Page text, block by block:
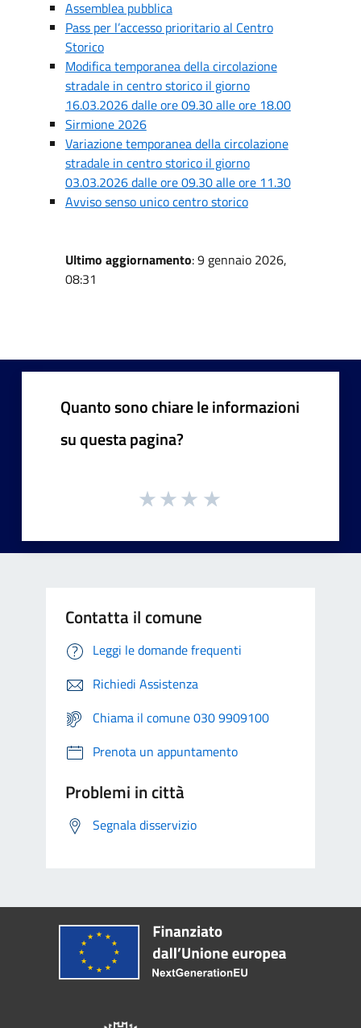
Assemblea pubblica
Pass per l’accesso prioritario al Centro
Storico
Modifica temporanea della circolazione
stradale in centro storico il giorno
16.03.2026 dalle ore 09.30 alle ore 18.00
Sirmione 2026
Variazione temporanea della circolazione
stradale in centro storico il giorno
03.03.2026 dalle ore 09.30 alle ore 11.30
Avviso senso unico centro storico
Ultimo aggiornamento: 9 gennaio 2026,
08:31
Quanto sono chiare le informazioni
su questa pagina?
Contatta il comune
Leggi le domande frequenti
Richiedi Assistenza
Chiama il comune 030 9909100
Prenota un appuntamento
Problemi in città
Segnala disservizio